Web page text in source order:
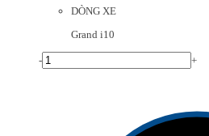
DÒNG XE
Grand i10
- +